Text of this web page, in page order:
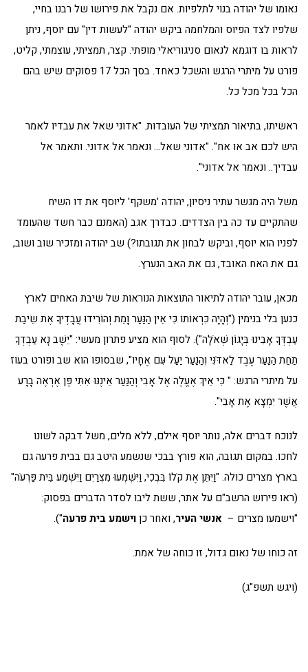
נאומו של יהודה בנוי לתלפיות. אם נקבל את פירושו של רבנו בחיי,
שלפיו לצד הפיוס והמלחמה ביקש יהודה "לעשות דין" עם יוסף, ניתן
לראות בו דוגמא לנאום סניגוריאלי מופתי. קצר, תמציתי, עוצמתי, קליט,
פורט על מיתרי הרגש והשכל כאחד. בסך הכל 17 פסוקים שיש בהם
הכל בכל מכל כל.
ראשיתו, בתיאור תמציתי של העובדות. "אדוני שאל את עבדיו לאמר
היש לכם אב או אח". "אדוני שאל… ונאמר אל אדוני. ותאמר אל
עבדיך.. ונאמר אל אדוני".
משל היה מגשר עתיר ניסיון, יהודה 'משקף' ליוסף את דו השיח
שהתקיים עד כה בין הצדדים. כבדרך אגב (האמנם כבר חשד שהעומד
לפניו הוא יוסף, וביקש לבחון את תגובתו?) שב יהודה ומזכיר שוב ושוב,
גם את האח האובד, גם את האב הנערץ.
מכאן, עובר יהודה לתיאור התוצאות הנוראות של שיבת האחים לארץ
כנען בלי בנימין ("וְהָיָה כִּרְאוֹתוֹ כִּי אֵין הַנַּעַר וָמֵת וְהוֹרִידוּ עֲבָדֶיךָ אֶת שֵׂיבַת
עַבְדְּךָ אָבִינוּ בְּיָגוֹן שְׁאֹלָה"). לסוף הוא מציע פתרון מעשי: "יֵשֶׁב נָא עַבְדְךָ
תַחַת הַנַעַר עֶבֶד לַאדֹּנִּי וְהַנַעַר יַעַל עִּם אֶחָיו", שבסופו הוא שב ופורט בעוז
על מיתרי הרגש: " כִּי אֵיךְ אֶעֱלֶה אֶל אָבִי וְהַנַּעַר אֵינֶנּוּ אִתִּי פֶּן אֶרְאֶה בָרָע
אֲשֶׁר יִמְצָא אֶת אָבִי".
לנוכח דברים אלה, נותר יוסף אילם, ללא מלים, משל דבקה לשונו
לחכו. במקום תגובה, הוא פורץ בבכי שנשמע היטב גם בבית פרעה גם
בארץ מצרים כולה. "וַיִּתֵּן אֶת קֹלוֹ בִּבְכִי, וַיִּשְׁמְעוּ מִצְרַיִם וַיִּשְׁמַע בֵּית פַּרְעֹה"
(ראו פירוש הרשב"ם על אתר, ששת ליבו לסדר הדברים בפסוק:
"וישמעו מצרים – אנשי העיר, ואחר כןוישמע בית פרעה").
זה כוחו של נאום גדול, זו כוחה של אמת.
(ויגש תשפ"ג)